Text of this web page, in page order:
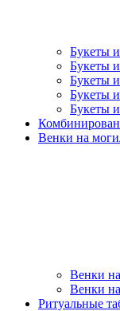
Букеты
Букеты
Букеты
Букеты
Букеты
Венки на
Венки
Венки
Ритуальные